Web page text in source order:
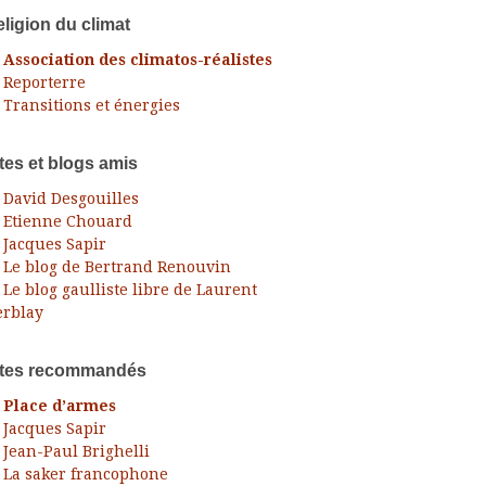
du climat
Association des climatos-réalistes
Reporterre
Transitions et énergies
et blogs amis
David Desgouilles
Etienne Chouard
Jacques Sapir
Le blog de Bertrand Renouvin
Le blog gaulliste libre de Laurent
recommandés
Place d’armes
Jacques Sapir
Jean-Paul Brighelli
La saker francophone